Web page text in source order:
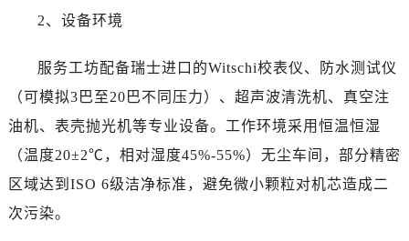
云南省西双版纳傣族自治州景洪市宣慰大道浪琴售后服务中心（需提前预约）
重庆市江北区观音桥步行街2号融恒时代广场9层902室浪琴售后服务中心（需提前预约）
新疆维吾尔自治区乌鲁木齐市天山区红山路26号时代广场（CCMALL）C座17层17-B浪琴售后服务中心（需提前预约）
浙江省温州市鹿城区锦绣路1067号置信广场10层1015室浪琴售后服务中心（需提前预约）
2、设备环境
服务工坊配备瑞士进口的Witschi校表仪、防水测试仪
（可模拟3巴至20巴不同压力）、超声波清洗机、真空注
油机、表壳抛光机等专业设备。工作环境采用恒温恒湿
（温度20±2℃，相对湿度45%-55%）无尘车间，部分精密
区域达到ISO 6级洁净标准，避免微小颗粒对机芯造成二
次污染。